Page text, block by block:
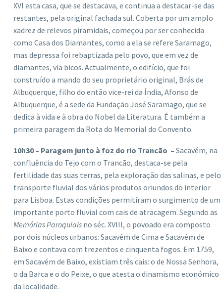
XVI esta casa, que se destacava, e continua a destacar-se das
restantes, pela original fachada sul. Coberta por um amplo
xadrez de relevos piramidais, começou por ser conhecida
como Casa dos Diamantes, como a ela se refere Saramago,
mas depressa foi rebaptizada pelo povo, que em vez de
diamantes, via bicos. Actualmente, o edifício, que foi
construído a mando do seu proprietário original, Brás de
Albuquerque, filho do então vice-rei da Índia, Afonso de
Albuquerque, é a sede da Fundação José Saramago, que se
dedica à vida e à obra do Nobel da Literatura. É também a
primeira paragem da Rota do Memorial do Convento.
10h30 – Paragem junto à foz do rio Trancão – Sacavém, na
confluência do Tejo com o Trancão, destaca-se pela
fertilidade das suas terras, pela exploração das salinas, e pelo
transporte fluvial dos vários produtos oriundos do interior
para Lisboa. Estas condições permitiram o surgimento de um
importante porto fluvial com cais de atracagem. Segundo as
Memórias Paroquiais no séc. XVIII, o povoado era composto
por dois núcleos urbanos: Sacavém de Cima e Sacavém de
Baixo e contava com trezentos e cinquenta fogos. Em 1759,
em Sacavém de Baixo, existiam três cais: o de Nossa Senhora,
o da Barca e o do Peixe, o que atesta o dinamismo económico
da localidade.